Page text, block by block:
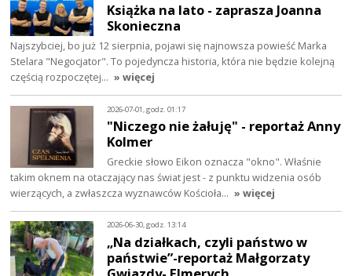
Książka na lato - zaprasza Joanna
Skonieczna
Najszybciej, bo już 12 sierpnia, pojawi się najnowsza powieść Marka
Stelara "Negocjator". To pojedyncza historia, która nie będzie kolejną
częścią rozpoczętej… » więcej
2026-07-01, godz. 01:17
"Niczego nie żałuję" - reportaż Anny
Kolmer
Greckie słowo Eikon oznacza "okno". Właśnie
takim oknem na otaczający nas świat jest - z punktu widzenia osób
wierzących, a zwłaszcza wyznawców Kościoła… » więcej
2026-06-30, godz. 13:14
„Na działkach, czyli państwo w
państwie”-reportaż Małgorzaty